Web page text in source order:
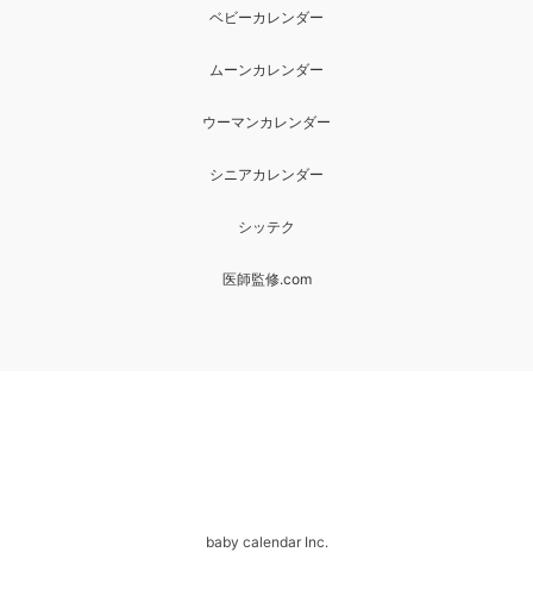
ベビーカレンダー
ムーンカレンダー
ウーマンカレンダー
シニアカレンダー
シッテク
医師監修.com
baby calendar Inc.